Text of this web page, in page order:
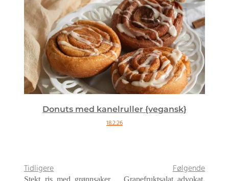
Donuts med kanelruller {vegansk}
18.2.26
Tidligere Følgende